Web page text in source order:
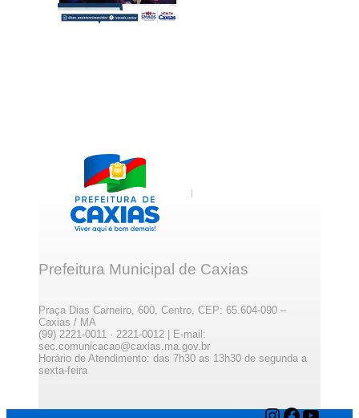
Prefeitura Municipal de Caxias
Praça Dias Carneiro, 600, Centro, CEP: 65.604-090 –
Caxias / MA
(99) 2221-0011 · 2221-0012 | E-mail:
sec.comunicacao@caxias.ma.gov.br
Horário de Atendimento: das 7h30 as 13h30 de segunda a
sexta-feira